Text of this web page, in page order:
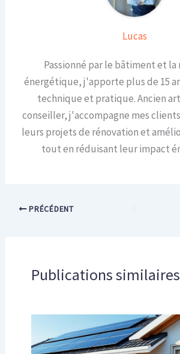
Lucas
Passionné par le bâtiment et la
énergétique, j'apporte plus de 15
technique et pratique. Ancien
conseiller, j'accompagne mes
leurs projets de rénovation et
tout en réduisant leur impact
PRÉCÉDENT
Publications similaires